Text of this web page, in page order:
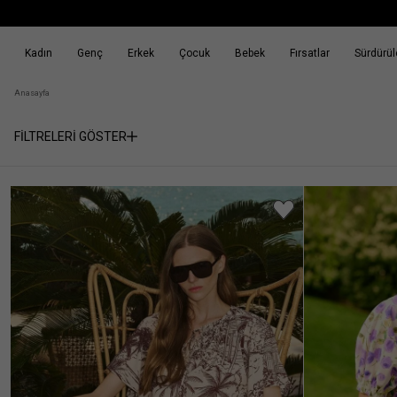
Kadın Genç Erkek Çocuk Bebek Fırsatlar
Anasayfa
FİLTRELERİ GÖSTER
Cinsiyet
Kadın(6216)
Kategori